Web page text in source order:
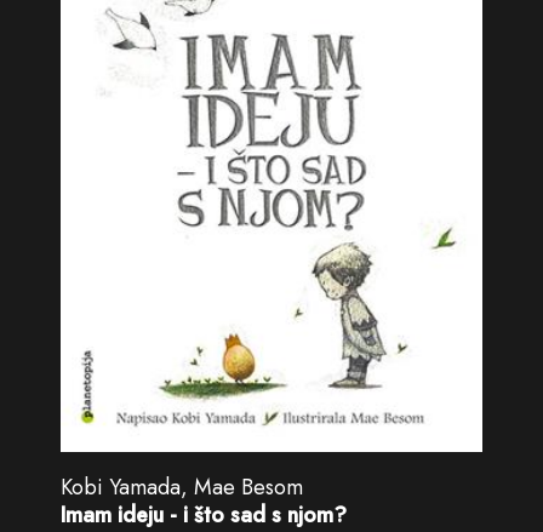
Kobi Yamada, Mae Besom
Imam ideju - i što sad s njom?